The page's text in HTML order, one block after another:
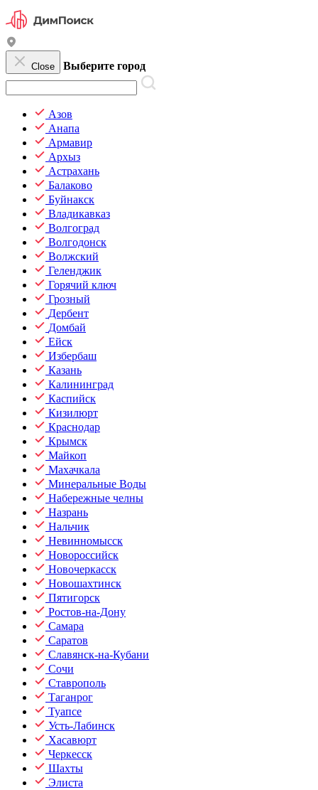
Close Выберите город
Азов
Анапа
Армавир
Архыз
Астрахань
Балаково
Буйнакск
Владикавказ
Волгоград
Волгодонск
Волжский
Геленджик
Горячий ключ
Грозный
Дербент
Домбай
Ейск
Избербаш
Казань
Калининград
Каспийск
Кизилюрт
Краснодар
Крымск
Майкоп
Махачкала
Минеральные Воды
Набережные челны
Назрань
Нальчик
Невинномысск
Новороссийск
Новочеркасск
Новошахтинск
Пятигорск
Ростов-на-Дону
Самара
Саратов
Славянск-на-Кубани
Сочи
Ставрополь
Таганрог
Туапсе
Усть-Лабинск
Хасавюрт
Черкесск
Шахты
Элиста